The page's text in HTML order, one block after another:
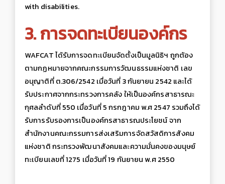
with disabilities.
3. การจดทะเบียนองค์กร
WAFCAT ได้รับการจดทะเบียนจัดตั้งเป็นมูลนิธิฯ ถูกต้อง
ตามกฏหมายจากคณะกรรมการวัฒนธรรมแห่งชาติ เลข
อนุญาติที่ ต.306/2542 เมื่อวันที่ 3 กันยายน 2542 และได้
รับประกาศจากกระทรวงการคลัง ให้เป็นองค์กรสาธารณะ
กุศลลำดับที่ 550 เมื่อวันที่ 5 กรกฎาคม พ.ศ 2547 รวมถึงได้
รับการรับรองการเป็นองค์กรสาธารณประโยชน์ จาก
สำนักงานคณะกรรมการส่งเสริมการจัดสวัสดิการสังคม
แห่งชาติ กระทรวงพัฒนาสังคมและความมั่นคงของมนุษย์
ทะเบียนเลขที่ 1275 เมื่อวันที่ 19 กันยายน พ.ศ 2550